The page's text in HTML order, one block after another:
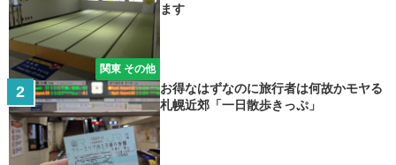
関東 その他
ます
お得なはずなのに旅行者は何故かモヤる
札幌近郊「一日散歩きっぷ」